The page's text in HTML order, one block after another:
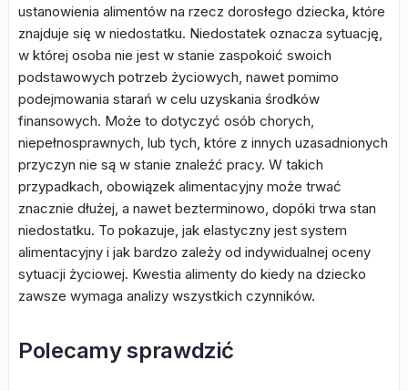
ustanowienia alimentów na rzecz dorosłego dziecka, które
znajduje się w niedostatku. Niedostatek oznacza sytuację,
w której osoba nie jest w stanie zaspokoić swoich
podstawowych potrzeb życiowych, nawet pomimo
podejmowania starań w celu uzyskania środków
finansowych. Może to dotyczyć osób chorych,
niepełnosprawnych, lub tych, które z innych uzasadnionych
przyczyn nie są w stanie znaleźć pracy. W takich
przypadkach, obowiązek alimentacyjny może trwać
znacznie dłużej, a nawet bezterminowo, dopóki trwa stan
niedostatku. To pokazuje, jak elastyczny jest system
alimentacyjny i jak bardzo zależy od indywidualnej oceny
sytuacji życiowej. Kwestia alimenty do kiedy na dziecko
zawsze wymaga analizy wszystkich czynników.
Polecamy sprawdzić